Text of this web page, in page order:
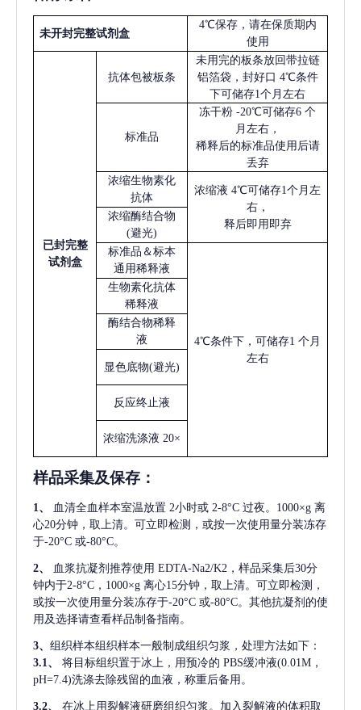
未开封完整试剂盒
4℃保存，请在保质期内
使用
已封完整
试剂盒
抗体包被板条
未用完的板条放回带拉链
铝箔袋，封好口 4℃条件
下可储存1个月左右
标准品
冻干粉 -20℃可储存6 个
月左右，
稀释后的标准品使用后请
丢弃
浓缩生物素化
抗体
浓缩液 4℃可储存1个月左
右，
释后即用即弃
浓缩酶结合物
(避光)
标准品＆标本
通用稀释液
4℃条件下，可储存1 个月
左右
生物素化抗体
稀释液
酶结合物稀释
液
显色底物(避光)
反应终止液
浓缩洗涤液 20×
样品采集及保存 ：
1、 血清全血样本室温放置 2小时或 2-8°C 过夜。1000×g 离
心20分钟，取上清。可立即检测，或按一次使用量分装冻存
于-20°C 或-80°C。
2、 血浆抗凝剂推荐使用 EDTA-Na2/K2，样品采集后30分
钟内于2-8°C，1000×g 离心15分钟，取上清。可立即检测，
或按一次使用量分装冻存于-20°C 或-80°C。其他抗凝剂的使
用及选择请查看样品制备指南。
3、 组织样本组织样本一般制成组织匀浆，处理方法如下：
3.1、
将目标组织置于冰上，用预冷的 PBS缓冲液(0.01M，
pH=7.4)洗涤去除残留的血液，称重后备用。
3.2、
在冰上用裂解液研磨组织匀浆。加入裂解液的体积取